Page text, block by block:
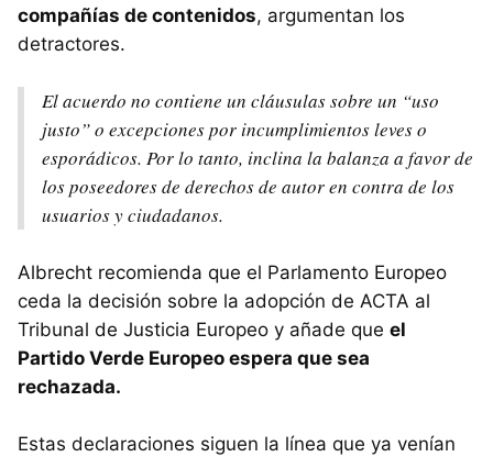
compañías de contenidos, argumentan los
detractores.
El acuerdo no contiene un cláusulas sobre un “uso
justo” o excepciones por incumplimientos leves o
esporádicos. Por lo tanto, inclina la balanza a favor de
los poseedores de derechos de autor en contra de los
usuarios y ciudadanos.
Albrecht recomienda que el Parlamento Europeo
ceda la decisión sobre la adopción de ACTA al
Tribunal de Justicia Europeo y añade que el
Partido Verde Europeo espera que sea
rechazada.
Estas declaraciones siguen la línea que ya venían